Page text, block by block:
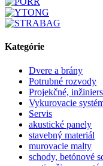
Kategórie
Dvere a brány
Potrubné rozvody
Projekčné,
Vykurovacie
Servis
akustické panely
stavebný materiál
murovacie malty
schody, betónové